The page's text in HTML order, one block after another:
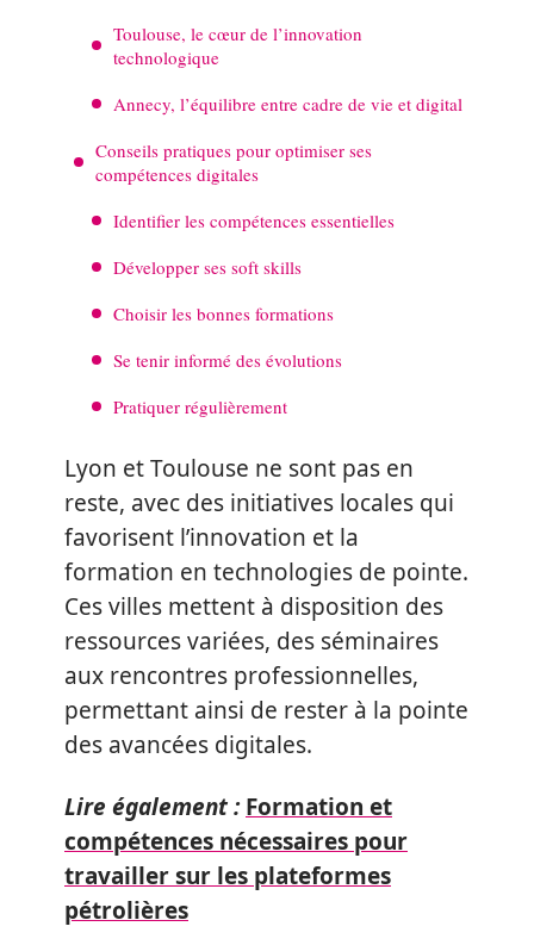
Toulouse, le cœur de l’innovation
technologique
Annecy, l’équilibre entre cadre de vie et digital
Conseils pratiques pour optimiser ses
compétences digitales
Identifier les compétences essentielles
Développer ses soft skills
Choisir les bonnes formations
Se tenir informé des évolutions
Pratiquer régulièrement
Lyon et Toulouse ne sont pas en
reste, avec des initiatives locales qui
favorisent l’innovation et la
formation en technologies de pointe.
Ces villes mettent à disposition des
ressources variées, des séminaires
aux rencontres professionnelles,
permettant ainsi de rester à la pointe
des avancées digitales.
Lire également : Formation et
compétences nécessaires pour
travailler sur les plateformes
pétrolières